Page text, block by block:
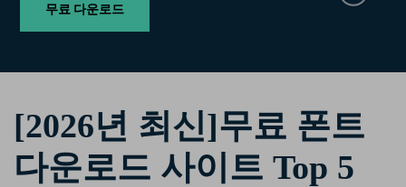
고객 지원
더 알아보기
검색
무료 다운로드
[2026년 최신]무료 폰트
다운로드 사이트 Top 5